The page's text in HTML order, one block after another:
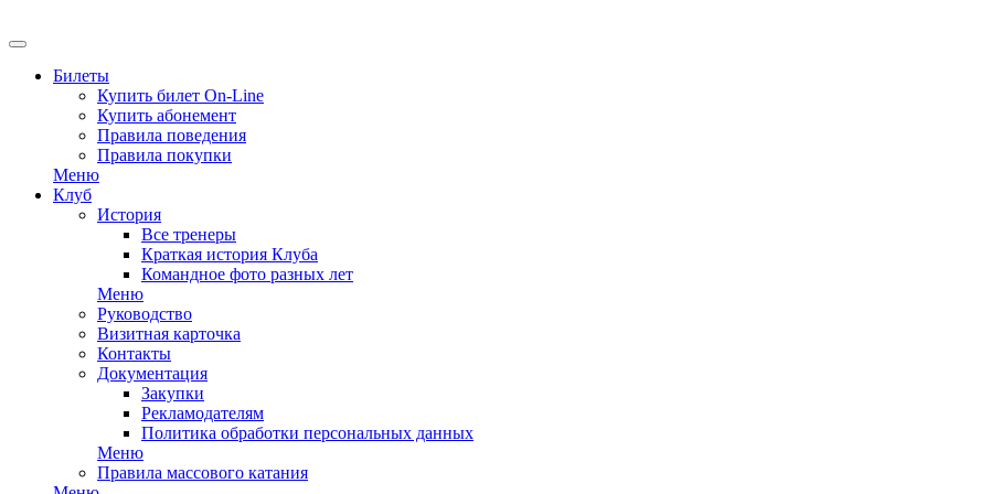
Билеты
Купить билет On-Line
Купить абонемент
Правила поведения
Правила покупки
Меню
Клуб
История
Все тренеры
Краткая история Клуба
Командное фото разных лет
Меню
Руководство
Визитная карточка
Контакты
Документация
Закупки
Рекламодателям
Политика обработки персональных данных
Меню
Правила массового катания